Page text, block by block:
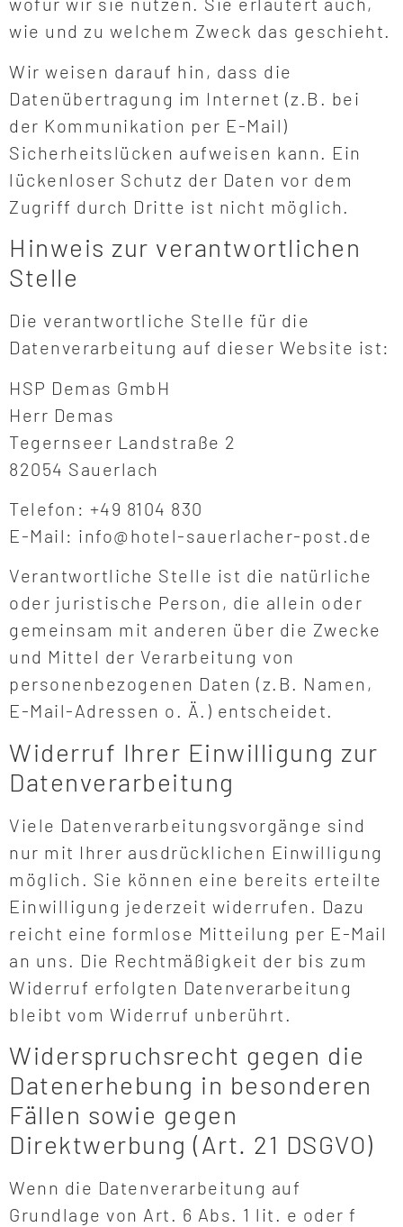
wie und zu welchem Zweck das geschieht.
Wir weisen darauf hin, dass die
Datenübertragung im Internet (z.B. bei
der Kommunikation per E-Mail)
Sicherheitslücken aufweisen kann. Ein
lückenloser Schutz der Daten vor dem
Zugriff durch Dritte ist nicht möglich.
Hinweis zur verantwortlichen
Stelle
Die verantwortliche Stelle für die
Datenverarbeitung auf dieser Website ist:
HSP Demas GmbH
Herr Demas
Tegernseer Landstraße 2
82054 Sauerlach
Telefon: +49 8104 830
E-Mail: info@hotel-sauerlacher-post.de
Verantwortliche Stelle ist die natürliche
oder juristische Person, die allein oder
gemeinsam mit anderen über die Zwecke
und Mittel der Verarbeitung von
personenbezogenen Daten (z.B. Namen,
E-Mail-Adressen o. Ä.) entscheidet.
Widerruf Ihrer Einwilligung zur
Datenverarbeitung
Viele Datenverarbeitungsvorgänge sind
nur mit Ihrer ausdrücklichen Einwilligung
möglich. Sie können eine bereits erteilte
Einwilligung jederzeit widerrufen. Dazu
reicht eine formlose Mitteilung per E-Mail
an uns. Die Rechtmäßigkeit der bis zum
Widerruf erfolgten Datenverarbeitung
bleibt vom Widerruf unberührt.
Widerspruchsrecht gegen die
Datenerhebung in besonderen
Fällen sowie gegen
Direktwerbung (Art. 21 DSGVO)
Wenn die Datenverarbeitung auf
Grundlage von Art. 6 Abs. 1 lit. e oder f